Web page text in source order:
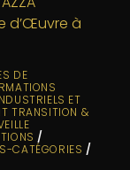
DE
ET
TRANSITION &
/
CATÉGORIES /